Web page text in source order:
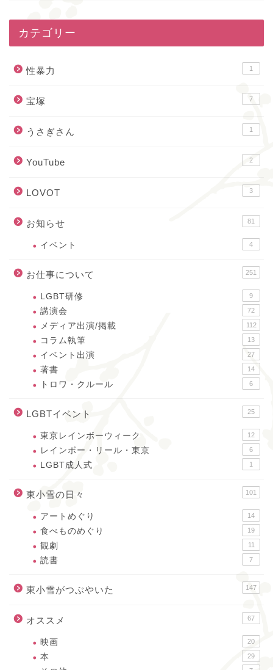
カテゴリー
性暴力 1
宝塚 7
うさぎさん 1
YouTube 2
LOVOT 3
お知らせ 81
イベント 4
お仕事について 251
LGBT研修 9
講演会 72
メディア出演/掲載 112
コラム執筆 13
イベント出演 27
著書 14
トロワ・クルール 6
LGBTイベント 25
東京レインボーウィーク 12
レインボー・リール・東京 6
LGBT成人式 1
東小雪の日々 101
アートめぐり 14
食べものめぐり 19
観劇 11
読書 7
東小雪がつぶやいた 147
オススメ 67
映画 20
本 29